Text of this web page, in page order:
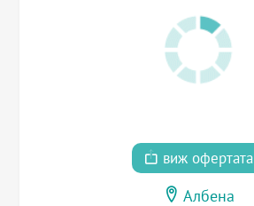
виж офертата
Албена